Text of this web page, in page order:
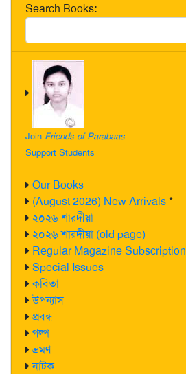
Search Books:
Join Friends of Parabaas
Support Students
Our Books
(August 2026) New Arrivals*
২০২৬ শারদীয়া
২০২৬ শারদীয়া (old page)
Regular Magazine Subscription
Special Issues
কবিতা
উপন্যাস
প্রবন্ধ
গল্প
ভ্রমণ
নাটক